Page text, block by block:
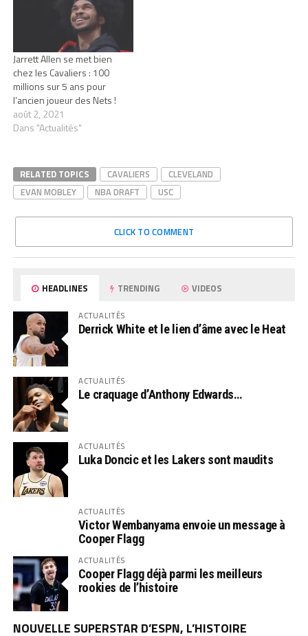
Jarrett Allen se met bien
chez les Cavaliers : 100
millions sur 5 ans pour
l’ancien joueur des Nets !
août 2, 2021
Dans "Actualités"
RELATED TOPICS CAVALIERS
CLEVELAND
EVAN MOBLEY
NBA DRAFT USC
CLICK TO COMMENT
HEADLINES TRENDING VIDEOS
ACTUALITÉS
Derrick White et le lien d’âme avec le Heat
ACTUALITÉS
Le craquage d’Anthony Edwards…
ACTUALITÉS
Luka Doncic et les Lakers sont maudits
ACTUALITÉS
Victor Wembanyama envoie un message à
Cooper Flagg
ACTUALITÉS
Cooper Flagg déjà parmi les meilleurs
rookies de l’histoire
NOUVELLE SUPERSTAR D’ESPN, L’HISTOIRE